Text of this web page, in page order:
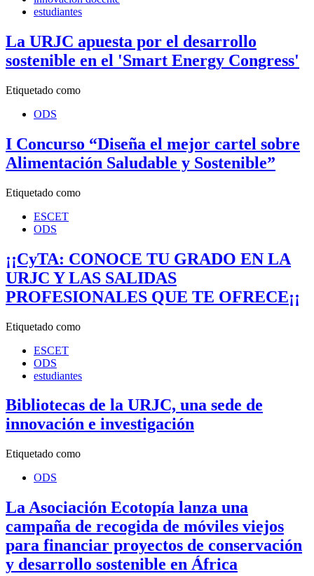
estudiantes
La URJC apuesta por el desarrollo
sostenible en el 'Smart Energy Congress'
Etiquetado como
ODS
I Concurso “Diseña el mejor cartel sobre
Alimentación Saludable y Sostenible”
Etiquetado como
ESCET
ODS
¡¡CyTA: CONOCE TU GRADO EN LA
URJC Y LAS SALIDAS
PROFESIONALES QUE TE OFRECE¡¡
Etiquetado como
ESCET
ODS
estudiantes
Bibliotecas de la URJC, una sede de
innovación e investigación
Etiquetado como
ODS
La Asociación Ecotopía lanza una
campaña de recogida de móviles viejos
para financiar proyectos de conservación
y desarrollo sostenible en África